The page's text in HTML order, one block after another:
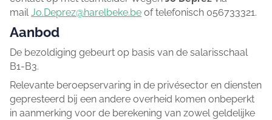
mail Jo.Deprez@harelbeke.be of telefonisch 056733321.
Aanbod
De bezoldiging gebeurt op basis van de salarisschaal
B1-B3.
Relevante beroepservaring in de privésector en diensten
gepresteerd bij een andere overheid komen onbeperkt
in aanmerking voor de berekening van zowel geldelijke